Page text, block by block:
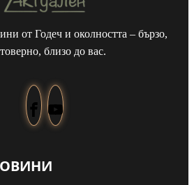
от Годеч и околността – бързо,
близо до вас.